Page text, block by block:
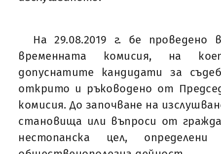
На 29.08.2019 г. бе проведено
временната комисия, на
допуснатите кандидати за
открито и ръководено от
комисия. До започване на
становища или въпроси от
нестопанска цел,